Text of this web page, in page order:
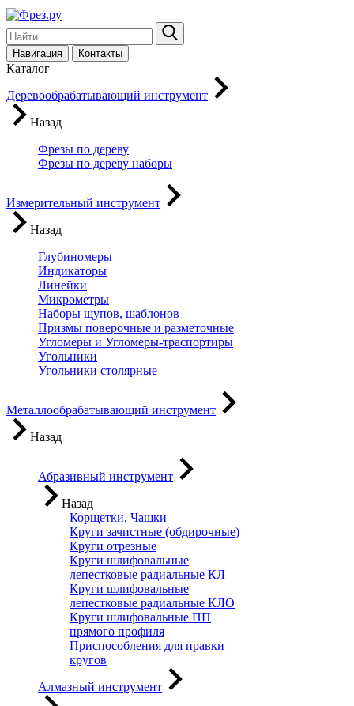
Навигация Контакты
Каталог
Деревообрабатывающий инструмент
Назад
Фрезы по дереву
Фрезы по дереву наборы
Измерительный инструмент
Назад
Глубиномеры
Индикаторы
Линейки
Микрометры
Наборы щупов, шаблонов
Призмы поверочные и разметочные
Угломеры и Угломеры-траспортиры
Угольники
Угольники столярные
Металлообрабатывающий инструмент
Назад
Абразивный инструмент
Назад
Корщетки, Чашки
Круги зачистные (обдирочные)
Круги отрезные
Круги шлифовальные
лепестковые радиальные КЛ
Круги шлифовальные
лепестковые радиальные КЛО
Круги шлифовальные ПП
прямого профиля
Приспособления для правки
кругов
Алмазный инструмент